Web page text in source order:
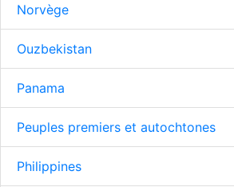
Norvège
Ouzbekistan
Panama
Peuples premiers et autochtones
Philippines